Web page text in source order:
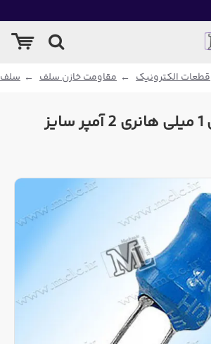
قطعات الکترونیک مقاومت خازن سلف سلف
سلف بشکه ای 1 میلی هانری 2 آمپر سایز